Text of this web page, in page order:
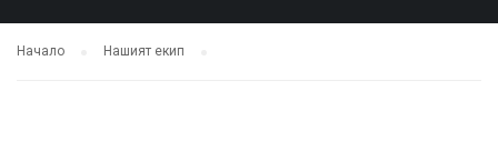
Начало Нашият екип